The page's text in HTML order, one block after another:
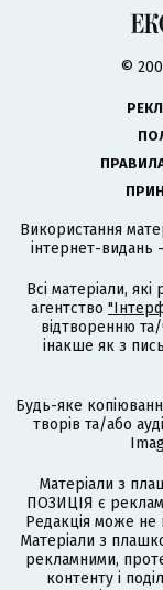
©
Використання
інтернет-видань
Всі матеріали,
агентство
відтворенню
інакше як з
Будь-яке
творів та/або
Матеріали з
ПОЗИЦІЯ є
Редакція може не
Матеріали з
рекламними,
контенту і